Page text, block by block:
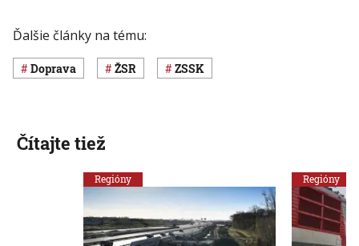
Ďalšie články na tému:
Doprava ŽSR ZSSK
Čítajte tiež
Regióny Regióny